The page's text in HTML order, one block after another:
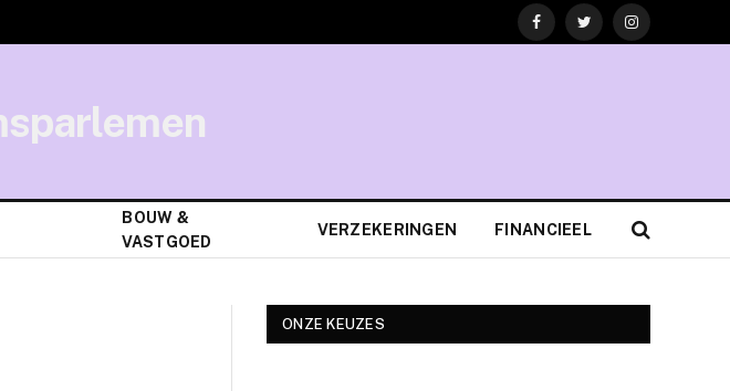
FacebookTwitterInstagram
BOUW &
VASTGOED
VERZEKERINGEN FINANCIEEL
ONZE KEUZES